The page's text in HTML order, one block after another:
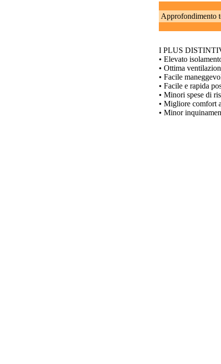
Approfondimento
I PLUS
• Elevato
• Ottima
• Facile
• Facile e rapida
• Minori spese di
• Migliore comfort
• Minor